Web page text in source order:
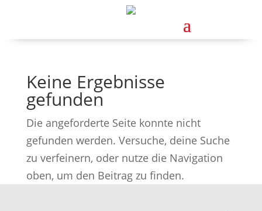
Keine Ergebnisse
gefunden
Die angeforderte Seite konnte nicht
gefunden werden. Versuche, deine Suche
zu verfeinern, oder nutze die Navigation
oben, um den Beitrag zu finden.